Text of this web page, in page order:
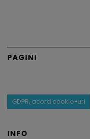
PAGINI
GDPR, acord cookie-uri
INFO